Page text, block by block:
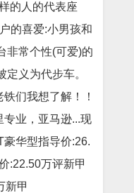
的人的代表座
的喜爱:小男孩和
非常个性(可爱)的
义为代步车。
们我想了解！！
业，亚马逊...现
华型指导价:26.
:22.50万评新甲
新甲